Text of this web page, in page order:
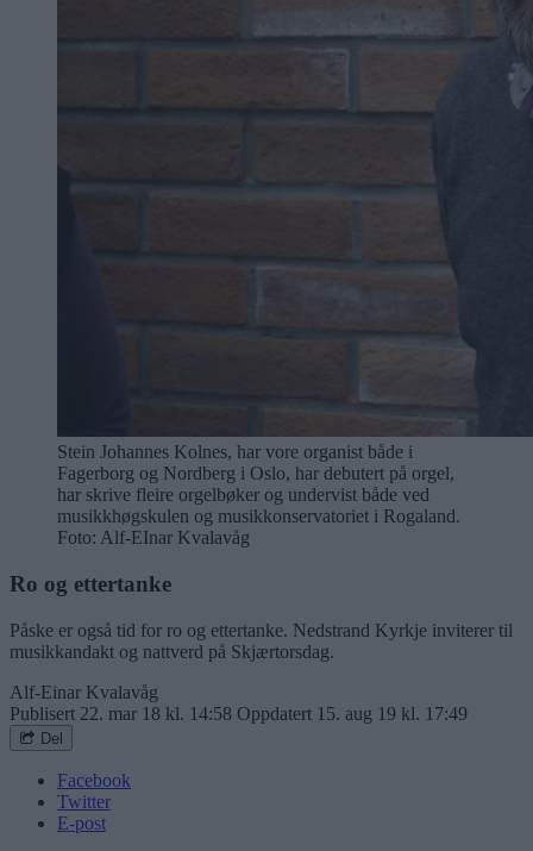
Stein Johannes Kolnes, har vore organist både i
Fagerborg og Nordberg i Oslo, har debutert på orgel,
har skrive fleire orgelbøker og undervist både ved
musikkhøgskulen og musikkonservatoriet i Rogaland.
Foto: Alf-EInar Kvalavåg
Ro og ettertanke
Påske er også tid for ro og ettertanke. Nedstrand Kyrkje inviterer til
musikkandakt og nattverd på Skjærtorsdag.
Alf-Einar Kvalavåg
Publisert 22. mar 18 kl. 14:58 Oppdatert 15. aug 19 kl. 17:49
Del
Facebook
Twitter
E-post